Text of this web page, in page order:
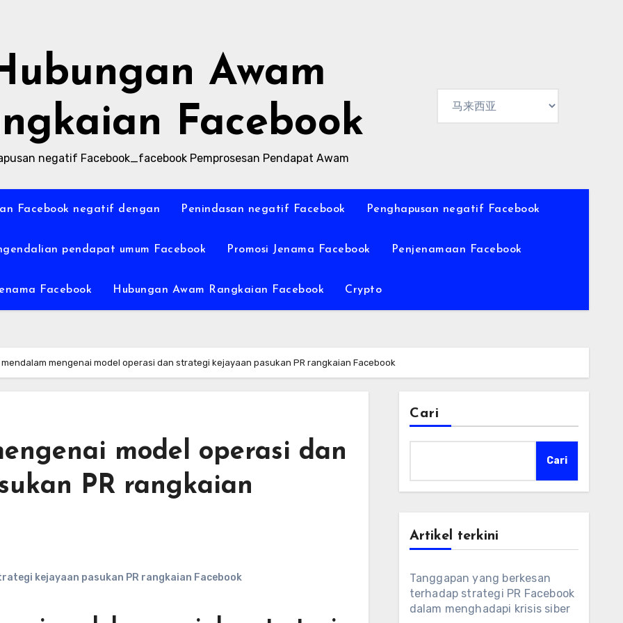
Awam
Facebook
negatif Facebook_facebook Pemprosesan Pendapat Awam
Facebook negatif dengan Penindasan negatif Facebook Penghapusan negatif Facebook
pendapat umum Facebook Promosi Jenama Facebook Penjenamaan Facebook
Facebook Hubungan Awam Rangkaian Facebook Crypto
mengenai model operasi dan strategi kejayaan pasukan PR rangkaian Facebook
model operasi dan
PR rangkaian
kejayaan pasukan PR rangkaian Facebook
Cari
Cari
Artikel terkini
Tanggapan yang berkesan
terhadap strategi PR Facebook
dalam menghadapi krisis siber